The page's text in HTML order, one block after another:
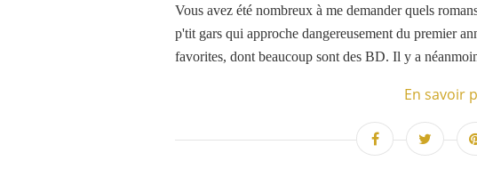
Vous avez été nombreux à me demander quels
p'tit gars qui approche dangereusement du premier
favorites, dont beaucoup sont des BD. Il y a
En savoir